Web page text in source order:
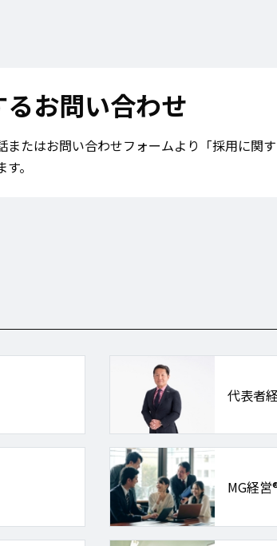
お問い合わせ
たはお問い合わせフォームより「採用に関
。
代表者
MG経営